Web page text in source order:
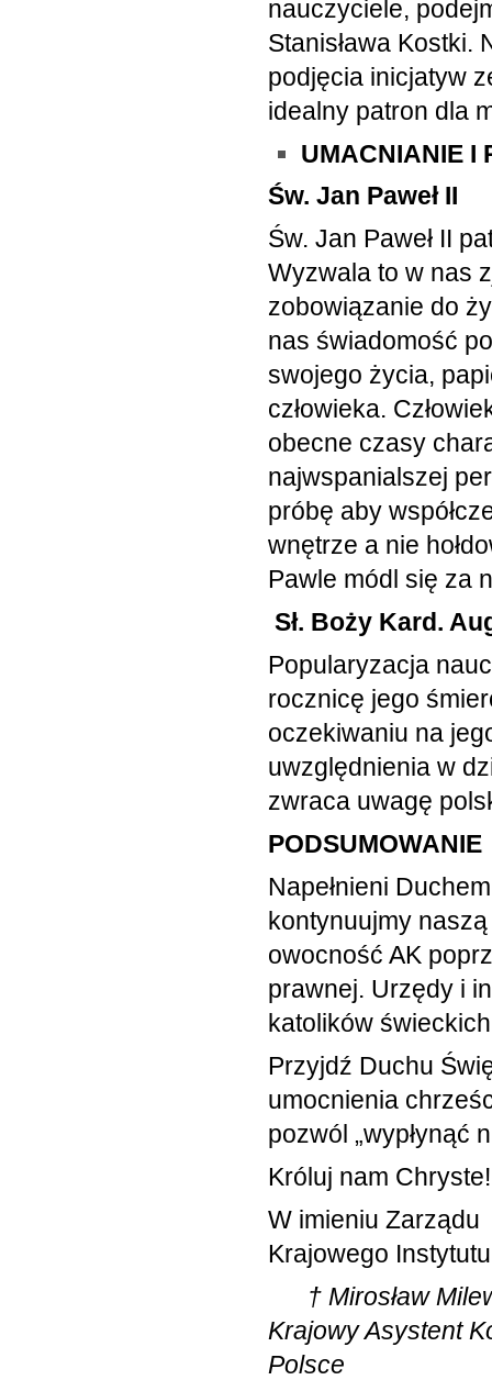
nauczyciele,
Stanisława Kostki.
podjęcia inicjatyw
idealny patron dla
UMACNIANIE I
Św. Jan Paweł II
Św. Jan Paweł II
Wyzwala to w nas
zobowiązanie do
nas świadomość
swojego życia,
człowieka.
obecne czasy
najwspanialszej
próbę aby
wnętrze a nie
Pawle módl się za
Sł. Boży Kard.
Popularyzacja
rocznicę jego
oczekiwaniu na
uwzględnienia w
zwraca uwagę
PODSUMOWANIE
Napełnieni
kontynuujmy
owocność AK
prawnej. Urzędy i
katolików
Przyjdź Duchu
umocnienia
pozwól „wypłynąć
Króluj nam Chryste!
W imieniu Zarządu
Krajowego
†
Krajowy
Polsce